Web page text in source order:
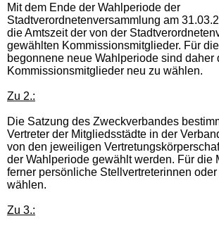
Mit dem Ende der Wahlperiode der
Stadtverordnetenversammlung am
die Amtszeit der von der
gewählten Kommissionsmitglieder. Für
begonnene neue Wahlperiode sind daher
Kommissionsmitglieder neu zu wählen.
Zu 2.:
Die Satzung des Zweckverbandes
Vertreter der Mitgliedsstädte in der
von den jeweiligen
der Wahlperiode gewählt werden. Für die
ferner persönliche Stellvertreterinnen
wählen.
Zu 3.: